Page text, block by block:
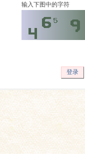
输入下图中的字符
登录